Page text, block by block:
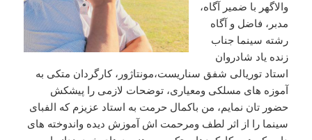
والاگهر با ضمیر آگاه،
مدبر، فاضل و آگاه
رشته سینما جناب
زنده یاد شادروان
استاد توریالی شفق سناریست،مونتاژور، کارگردان متکی به
آموزه های مسلکی ومعیاری، توضحات لازمی را پیشکش
حضور تان نمایم، من باکمال حرمت به استاد عزیزم که الفبای
سینما را از اثر لطف ومرحمت اش آموزش دیده واندوخته های